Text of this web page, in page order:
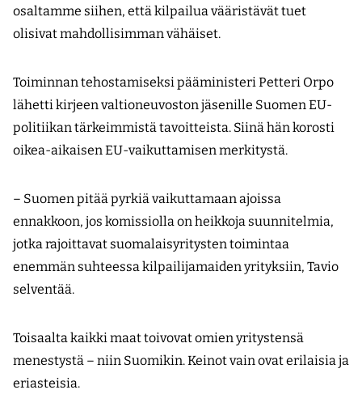
osaltamme siihen, että kilpailua vääristävät tuet
olisivat mahdollisimman vähäiset.
Toiminnan tehostamiseksi pääministeri Petteri Orpo
lähetti kirjeen valtioneuvoston jäsenille Suomen EU-
politiikan tärkeimmistä tavoitteista. Siinä hän korosti
oikea-aikaisen EU-vaikuttamisen merkitystä.
– Suomen pitää pyrkiä vaikuttamaan ajoissa
ennakkoon, jos komissiolla on heikkoja suunnitelmia,
jotka rajoittavat suomalaisyritysten toimintaa
enemmän suhteessa kilpailijamaiden yrityksiin, Tavio
selventää.
Toisaalta kaikki maat toivovat omien yritystensä
menestystä – niin Suomikin. Keinot vain ovat erilaisia ja
eriasteisia.